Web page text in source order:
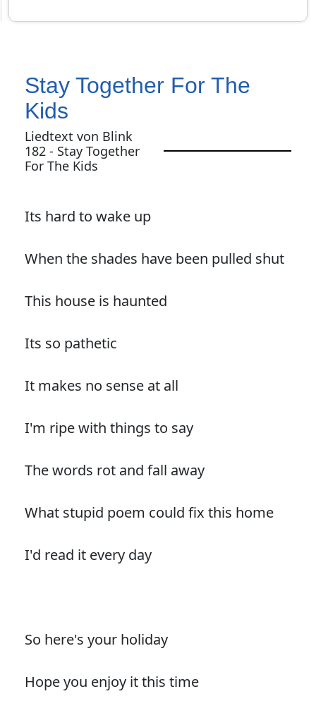
Stay Together For The
Kids
Liedtext von Blink
182 - Stay Together
For The Kids
Its hard to wake up
When the shades have been pulled shut
This house is haunted
Its so pathetic
It makes no sense at all
I'm ripe with things to say
The words rot and fall away
What stupid poem could fix this home
I'd read it every day
So here's your holiday
Hope you enjoy it this time